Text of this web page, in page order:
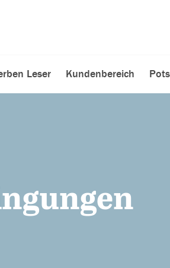
Leser Kundenbereich